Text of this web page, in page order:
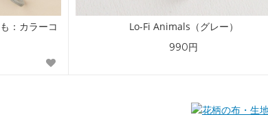
：カラーコ
Lo-Fi Animals（グレー）
990円